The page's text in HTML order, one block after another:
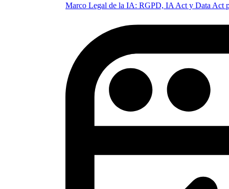
Marco Legal de la IA: RGPD, IA Act y Data Act